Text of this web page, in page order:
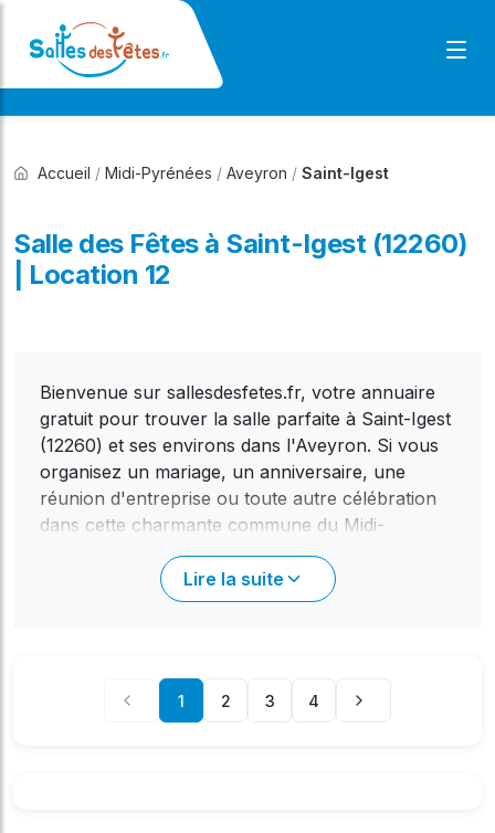
Accueil / Midi-Pyrénées / Aveyron / Saint-Igest
Salle des Fêtes à Saint-Igest (12260)
| Location 12
Bienvenue sur sallesdesfetes.fr, votre annuaire
gratuit pour trouver la salle parfaite à Saint-Igest
(12260) et ses environs dans l'Aveyron. Si vous
organisez un mariage, un anniversaire, une
réunion d'entreprise ou toute autre célébration
dans cette charmante commune du Midi-
Pyrénées, notre plateforme vous offre un accès
direct aux lieux disponibles. Saint-Igest , avec
son cadre paisible, est un écrin idéal pour vos
avec les propriétaires ou les gestionnaires des
salles, qu'il s'agisse de la mairie ou d'un
Lire la suite
1 2 3 4